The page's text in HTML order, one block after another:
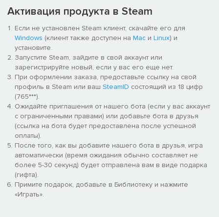
продолжать борьбу из-за границы с помощью подпольных
движений и организации восстаний.
Стратегическая модель теперь делает более важной
оборону воздушного и морского пространств; теперь если
город подвергается бомбардировке это имеет
разрушительные последствия.
Полностью новая модель разведки с разными видами
источников информации позволяет узнать о силах врага и
его перемещениях.
Прикрепление войск к «театрам войны» на карте
позволяет более успешно действовать в условиях войны
на два фронта.
Новый искусственный интеллект и более детальная карта
обеспечивают богатый выбор стратегических
Гибкая система технологий включает сотни разделов, что
позволяет дать каждой стране свой уникальный путь
развития.
Активация продукта в Steam
Если не установлен Steam клиент, скачайте его для
Windows (клиент также доступен на Mac и Linux) и
установите.
Запустите Steam, зайдите в свой аккаунт или
зарегистрируйте новый, если у вас его еще нет.
При оформлении заказа, предоставьте ссылку на свой
профиль в Steam или ваш SteamID состоящий из 18 цифр
(765***).
Ожидайте приглашения от нашего бота (если у вас аккаунт
с ограниченными правами) или добавьте бота в друзья
(ссылка на бота будет предоставлена после успешной
оплаты).
После того, как вы добавите нашего бота в друзья, игра
автоматически (время ожидания обычно составляет не
более 5-30 секунд) будет отправлена вам в виде подарка
(гифта).
Примите подарок, добавьте в Библиотеку и нажмите
«Играть».